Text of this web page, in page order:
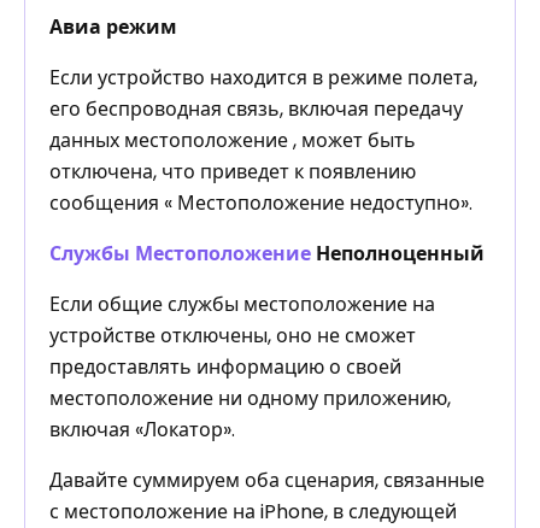
Авиа режим
Если устройство находится в режиме полета,
его беспроводная связь, включая передачу
данных местоположение , может быть
отключена, что приведет к появлению
сообщения « Местоположение недоступно».
Службы Местоположение Неполноценный
Если общие службы местоположение на
устройстве отключены, оно не сможет
предоставлять информацию о своей
местоположение ни одному приложению,
включая «Локатор».
Давайте суммируем оба сценария, связанные
с местоположение на iPhone, в следующей